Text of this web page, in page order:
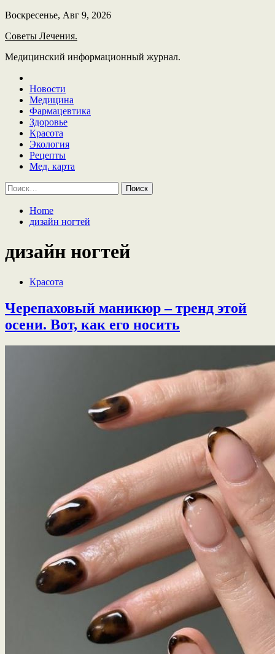
Skip
content
Воскресенье, Авг 9, 2026
Советы Лечения.
Медицинский информационный журнал.
Новости
Медицина
Фармацевтика
Здоровье
Красота
Экология
Рецепты
Мед. карта
Найти:
Home
дизайн ногтей
дизайн ногтей
Красота
Черепаховый маникюр – тренд этой
осени. Вот, как его носить